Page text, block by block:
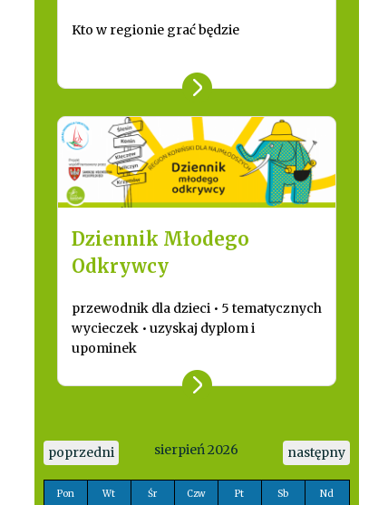
Kto w regionie grać będzie
Dziennik Młodego
Odkrywcy
przewodnik dla dzieci • 5 tematycznych
wycieczek • uzyskaj dyplom i
upominek
poprzedni sierpień 2026 następny
Pon Wt Śr Czw Pt Sb Nd